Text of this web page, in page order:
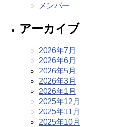
メンバー
アーカイブ
2026年7月
2026年6月
2026年5月
2026年3月
2026年1月
2025年12月
2025年11月
2025年10月